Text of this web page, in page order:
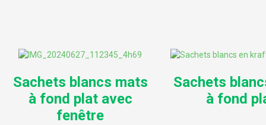
Sachets blancs mats
à fond plat avec
fenêtre
Sachets
à fond